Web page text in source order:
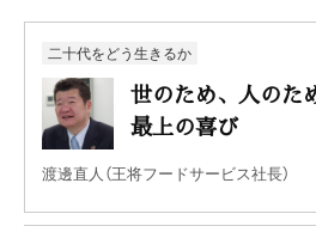
二十代をどう生きるか
世のため、人のた
最上の喜び
渡邊直人（王将フードサービス社長）